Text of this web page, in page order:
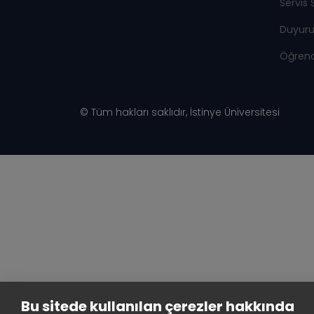
Bu sitede kullanılan çerezler hakkında
Servis
© Tüm hakları saklıdır, İstinye Üniversitesi